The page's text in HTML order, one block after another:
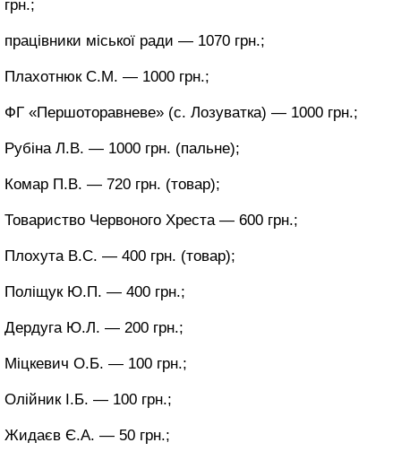
грн.;
працівники міської ради — 1070 грн.;
Плахотнюк С.М. — 1000 грн.;
ФГ «Першоторавневе» (с. Лозуватка) — 1000 грн.;
Рубіна Л.В. — 1000 грн. (пальне);
Комар П.В. — 720 грн. (товар);
Товариство Червоного Хреста — 600 грн.;
Плохута В.С. — 400 грн. (товар);
Поліщук Ю.П. — 400 грн.;
Дердуга Ю.Л. — 200 грн.;
Міцкевич О.Б. — 100 грн.;
Олійник І.Б. — 100 грн.;
Жидаєв Є.А. — 50 грн.;